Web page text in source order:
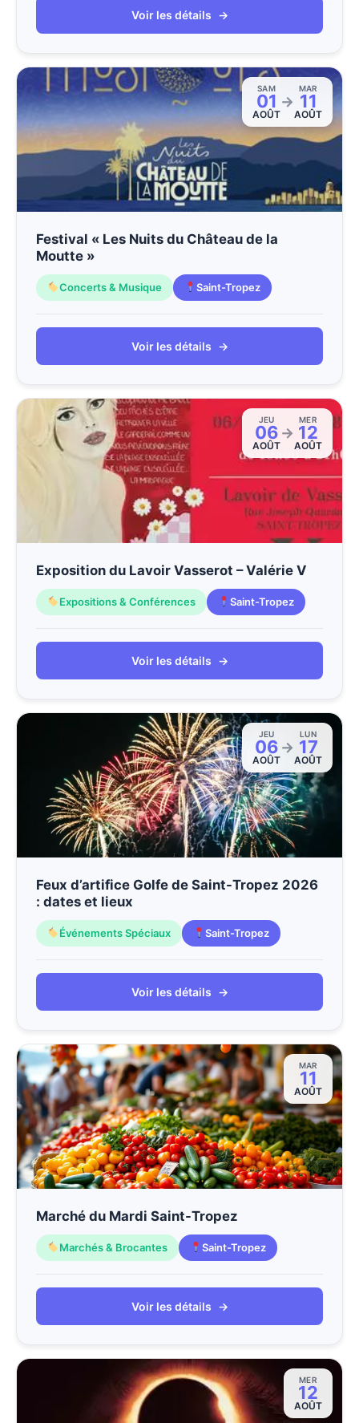
Voir les détails →
SAM
01
AOÛT
→
MAR
11
AOÛT
Festival « Les Nuits du Château de la
Moutte »
Concerts & Musique Saint-Tropez
Voir les détails →
JEU
06
AOÛT
→
MER
12
AOÛT
Exposition du Lavoir Vasserot – Valérie V
Expositions & Conférences Saint-Tropez
Voir les détails →
JEU
06
AOÛT
→
LUN
17
AOÛT
Feux d’artifice Golfe de Saint-Tropez 2026
: dates et lieux
Événements Spéciaux Saint-Tropez
Voir les détails →
MAR
11
AOÛT
Marché du Mardi Saint-Tropez
Marchés & Brocantes Saint-Tropez
Voir les détails →
MER
12
AOÛT